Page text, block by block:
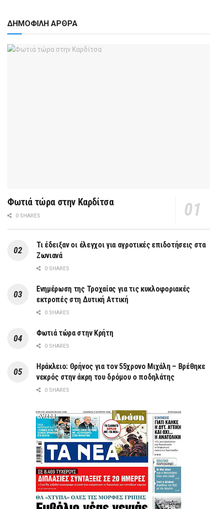
ΔΗΜΟΦΙΛΗ ΑΡΘΡΑ
Φωτιά τώρα στην Καρδίτσα
0 SHARES
Τι έδειξαν οι έλεγχοι για αγροτικές επιδοτήσεις στα
Ζωνιανά
0 SHARES
Ενημέρωση της Τροχαίας για τις κυκλοφοριακές
εκτροπές στη Δυτική Αττική
0 SHARES
Φωτιά τώρα στην Κρήτη
0 SHARES
Ηράκλειο: Θρήνος για τον 55χρονο Μιχάλη – Βρέθηκε
νεκρός στην άκρη του δρόμου ο ποδηλάτης
0 SHARES